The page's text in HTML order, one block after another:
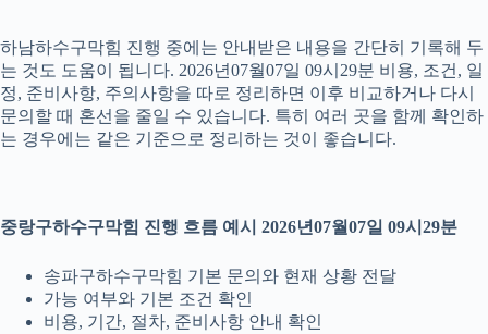
하남하수구막힘 진행 중에는 안내받은 내용을 간단히 기록해 두
는 것도 도움이 됩니다. 2026년07월07일 09시29분 비용, 조건, 일
정, 준비사항, 주의사항을 따로 정리하면 이후 비교하거나 다시
문의할 때 혼선을 줄일 수 있습니다. 특히 여러 곳을 함께 확인하
는 경우에는 같은 기준으로 정리하는 것이 좋습니다.
중랑구하수구막힘 진행 흐름 예시 2026년07월07일 09시29분
송파구하수구막힘 기본 문의와 현재 상황 전달
가능 여부와 기본 조건 확인
비용, 기간, 절차, 준비사항 안내 확인